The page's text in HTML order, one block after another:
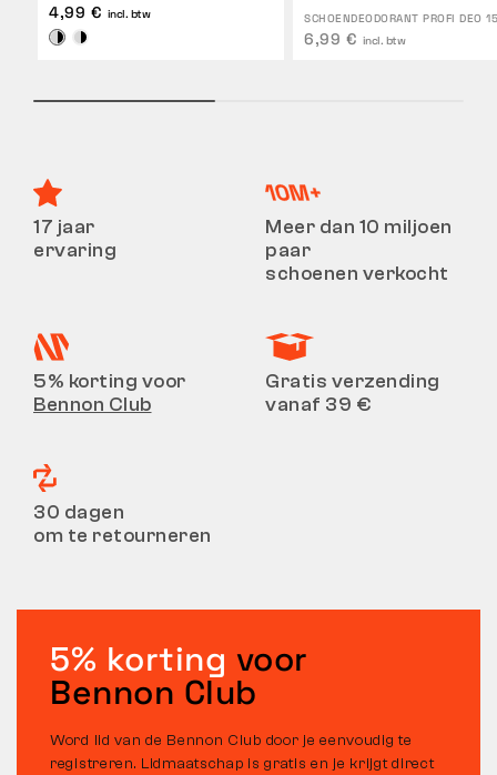
4,99 € incl. btw SCHOENDEODORANT PROFI DEO
6,99 € incl. btw
17 jaar
ervaring
Meer dan 10 miljoen
paar
schoenen verkocht
5% korting voor
Bennon Club
Gratis verzending
vanaf 39 €
30 dagen
om te retourneren
5% korting voor
Bennon Club
Word lid van de Bennon Club door je eenvoudig te
registreren. Lidmaatschap is gratis en je krijgt direct